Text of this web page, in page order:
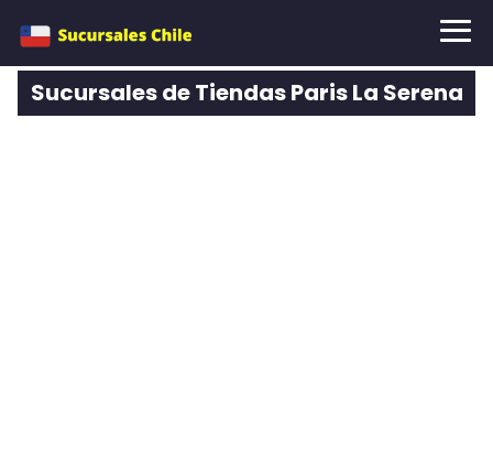
Sucursales de Tiendas Paris La Serena